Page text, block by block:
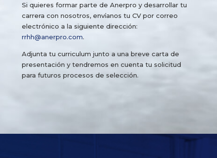
Si quieres formar parte de Anerpro y desarrollar tu
carrera con nosotros, envíanos tu CV por correo
electrónico a la siguiente dirección:
rrhh@anerpro.com.
Adjunta tu curriculum junto a una breve carta de
presentación y tendremos en cuenta tu solicitud
para futuros procesos de selección.